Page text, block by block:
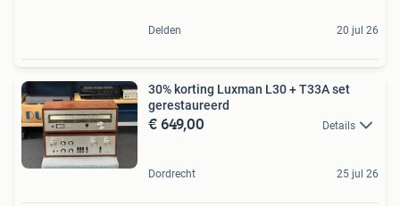
Delden 20 jul 26
30% korting Luxman L30 + T33A set
gerestaureerd
€ 649,00 Details
Dordrecht 25 jul 26